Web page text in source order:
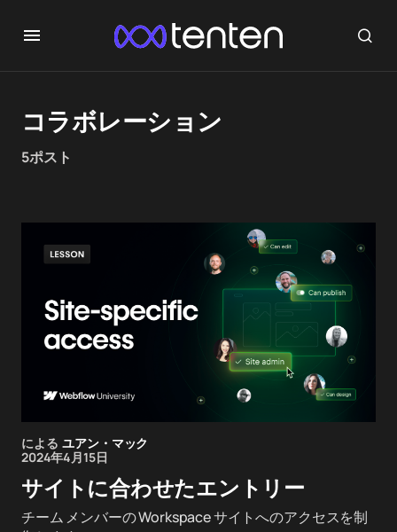
コラボレーション
5ポスト
による ユアン・マック
2024年4月15日
サイトに合わせたエントリー
チーム メンバーの Workspace サイトへのアクセスを制